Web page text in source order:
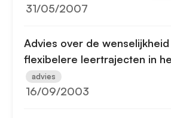
31/05/2007
Advies over de wenselijkheid
flexibelere leertrajecten in
advies
16/09/2003